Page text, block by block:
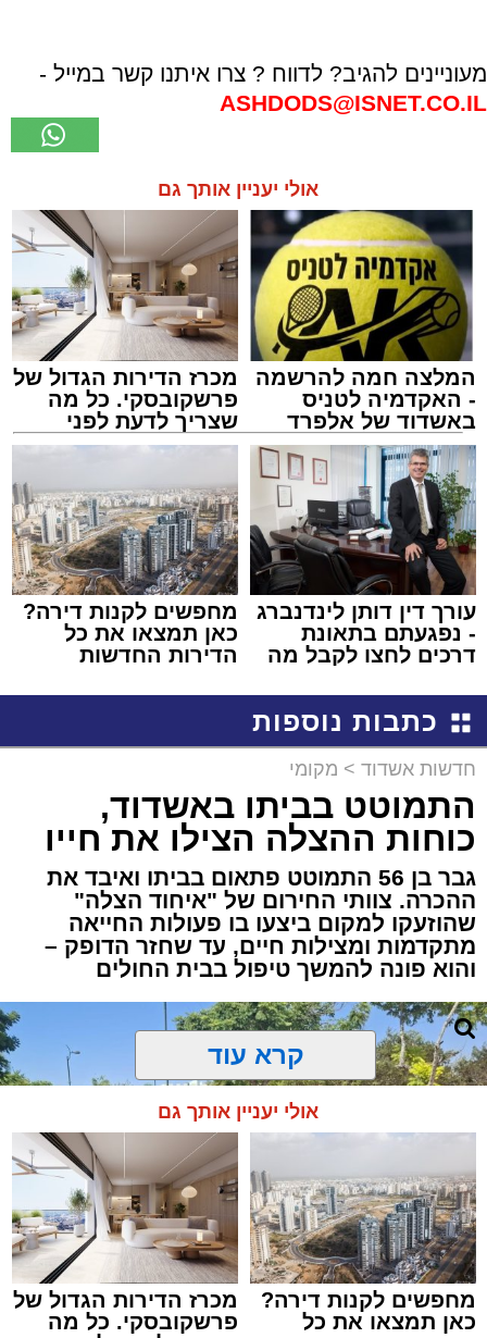
מעוניינים להגיב? לדווח ? צרו איתנו קשר במייל -
ASHDODS@ISNET.CO.IL
אולי יעניין אותך גם
המלצה חמה להרשמה
- האקדמיה לטניס
באשדוד של אלפרד
קריאולנסקי - לילדים
מכרז הדירות הגדול של
פרשקובסקי. כל מה
שצריך לדעת לפני
שמגישים הצעה לדירה
עורך דין דותן לינדנברג
- נפגעתם בתאונת
דרכים לחצו לקבל מה
מחפשים לקנות דירה?
כאן תמצאו את כל
הדירות החדשות
כתבות נוספות
חדשות אשדוד > מקומי
התמוטט בביתו באשדוד,
כוחות ההצלה הצילו את חייו
גבר בן 56 התמוטט פתאום בביתו ואיבד את
ההכרה. צוותי החירום של "איחוד הצלה"
שהוזעקו למקום ביצעו בו פעולות החייאה
מתקדמות ומצילות חיים, עד שחזר הדופק –
והוא פונה להמשך טיפול בבית החולים
קרא עוד
אולי יעניין אותך גם
מחפשים לקנות דירה?
כאן תמצאו את כל
מכרז הדירות הגדול של
פרשקובסקי. כל מה